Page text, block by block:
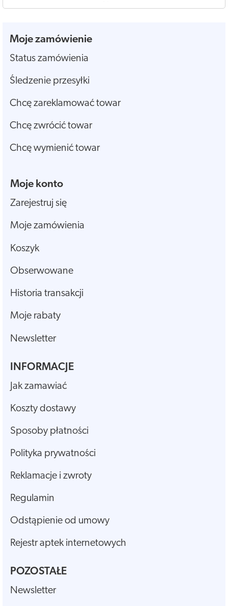
Moje zamówienie
Status zamówienia
Śledzenie przesyłki
Chcę zareklamować towar
Chcę zwrócić towar
Chcę wymienić towar
Moje konto
Zarejestruj się
Moje zamówienia
Koszyk
Obserwowane
Historia transakcji
Moje rabaty
Newsletter
INFORMACJE
Jak zamawiać
Koszty dostawy
Sposoby płatności
Polityka prywatności
Reklamacje i zwroty
Regulamin
Odstąpienie od umowy
Rejestr aptek internetowych
POZOSTAŁE
Newsletter